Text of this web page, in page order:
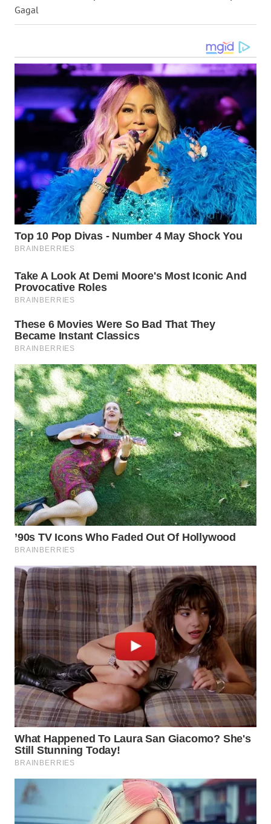
Gagal
KALBAR
KALTENG
WN
KALTARA
KALSEL
WN
KALTIM
WN
SULSEL
WN
GORONTALO
SULUT
MALUKU
WN
MALUT
WN
DAIRI
WN
DANAU
TOBA
WN
NIAS
WN
LANGKAT
WN
TAPANULI
SELATAN
WN
TANJUNG
LESUNG
WN
SIMALUNGUN